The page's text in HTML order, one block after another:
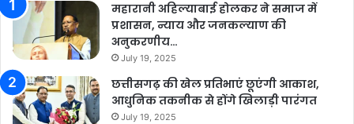
महारानी अहिल्याबाई होलकर ने समाज में
प्रशासन, न्याय और जनकल्याण की
अनुकरणीय…
July 19, 2025
छत्तीसगढ़ की खेल प्रतिभाएं छूएंगी आकाश,
आधुनिक तकनीक से होंगे खिलाड़ी पारंगत
July 19, 2025